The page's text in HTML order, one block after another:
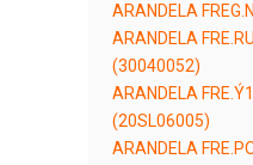
ARANDELA
ARANDELA
(30040052)
ARANDELA
(20SL06005)
ARANDELA